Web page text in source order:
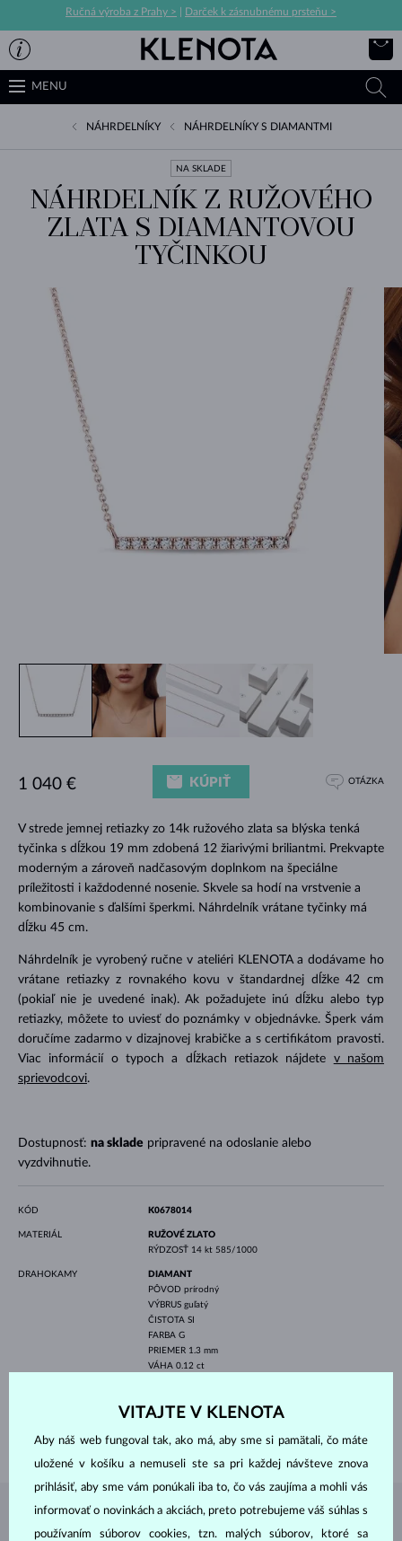
Ručná výroba z Prahy > Darček k zásnubnému prsteňu >
MENU
NÁHRDELNÍKY NÁHRDELNÍKY S DIAMANTMI
NA SKLADE
NÁHRDELNÍK Z RUŽOVÉHO
ZLATA S DIAMANTOVOU
TYČINKOU
V strede jemnej retiazky zo 14k ružového zlata sa blýska tenká
tyčinka s dĺžkou 19 mm zdobená 12 žiarivými briliantmi. Prekvapte
moderným a zároveň nadčasovým doplnkom na špeciálne
príležitosti i každodenné nosenie. Skvele sa hodí na vrstvenie a
kombinovanie s ďalšími šperkmi. Náhrdelník vrátane tyčinky má
dĺžku 45 cm.
Náhrdelník je vyrobený ručne v ateliéri KLENOTA a dodávame ho
vrátane retiazky z rovnakého kovu v štandardnej dĺžke 42 cm
(pokiaľ nie je uvedené inak). Ak požadujete inú dĺžku alebo typ
retiazky, môžete to uviesť do poznámky v objednávke. Šperk vám
doručíme zadarmo v dizajnovej krabičke a s certifikátom pravosti.
Viac informácií o typoch a dĺžkach retiazok nájdete v našom
sprievodcovi.
Dostupnosť: na sklade pripravené na odoslanie alebo
vyzdvihnutie.
1 040 € KÚPIŤ OTÁZKA
KÓD K0678014
MATERIÁL
RUŽOVÉ ZLATO
RÝDZOSŤ 14 kt 585/1000
DRAHOKAMY
DIAMANT
PÔVOD prírodný
VÝBRUS guľatý
ČISTOTA SI
FARBA G
PRIEMER 1.3 mm
VÁHA 0.12 ct
450 mm
VÁHA 1.50 g
ATELIÉRU KLENOTA
VITAJTE V KLENOTA
Aby náš web fungoval tak, ako má, aby sme si pamätali, čo máte
uložené v košíku a nemuseli ste sa pri každej návšteve znova
prihlásiť, aby sme vám ponúkali iba to, čo vás zaujíma a mohli vás
informovať o novinkách a akciách, preto potrebujeme váš súhlas s
používaním súborov cookies, tzn. malých súborov, ktoré sa